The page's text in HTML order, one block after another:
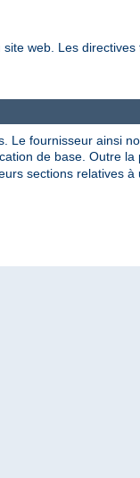
web. Les directives
Le fournisseur ainsi
de base. Outre la
sections relatives à